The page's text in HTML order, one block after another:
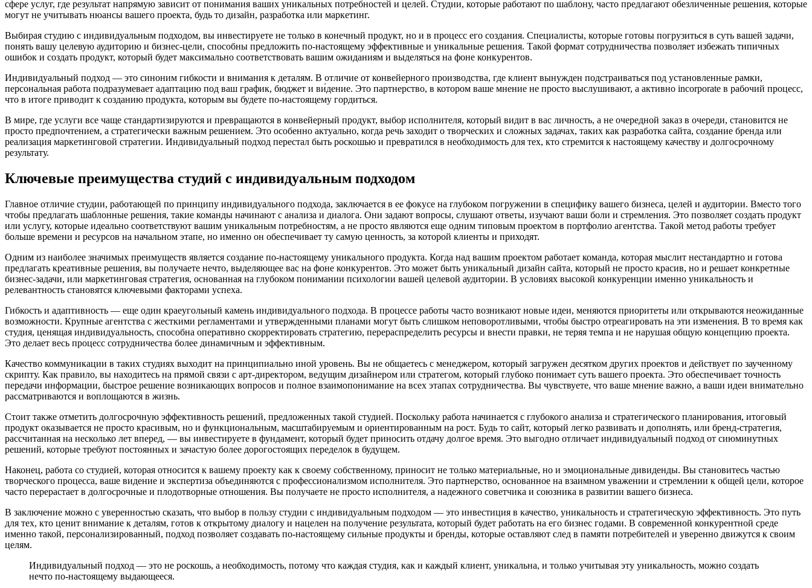
сфере услуг, где результат напрямую зависит от понимания ваших уникальных потребностей и целей. Студии, которые работают по шаблону, часто предлагают обезличенные решения, которые
могут не учитывать нюансы вашего проекта, будь то дизайн, разработка или маркетинг.
Выбирая студию с индивидуальным подходом, вы инвестируете не только в конечный продукт, но и в процесс его создания. Специалисты, которые готовы погрузиться в суть вашей задачи,
понять вашу целевую аудиторию и бизнес-цели, способны предложить по-настоящему эффективные и уникальные решения. Такой формат сотрудничества позволяет избежать типичных
ошибок и создать продукт, который будет максимально соответствовать вашим ожиданиям и выделяться на фоне конкурентов.
Индивидуальный подход — это синоним гибкости и внимания к деталям. В отличие от конвейерного производства, где клиент вынужден подстраиваться под установленные рамки,
персональная работа подразумевает адаптацию под ваш график, бюджет и ви́дение. Это партнерство, в котором ваше мнение не просто выслушивают, а активно incorporate в рабочий процесс,
что в итоге приводит к созданию продукта, которым вы будете по-настоящему гордиться.
В мире, где услуги все чаще стандартизируются и превращаются в конвейерный продукт, выбор исполнителя, который видит в вас личность, а не очередной заказ в очереди, становится не
просто предпочтением, а стратегически важным решением. Это особенно актуально, когда речь заходит о творческих и сложных задачах, таких как разработка сайта, создание бренда или
реализация маркетинговой стратегии. Индивидуальный подход перестал быть роскошью и превратился в необходимость для тех, кто стремится к настоящему качеству и долгосрочному
результату.
Ключевые преимущества студий с индивидуальным подходом
Главное отличие студии, работающей по принципу индивидуального подхода, заключается в ее фокусе на глубоком погружении в специфику вашего бизнеса, целей и аудитории. Вместо того
чтобы предлагать шаблонные решения, такие команды начинают с анализа и диалога. Они задают вопросы, слушают ответы, изучают ваши боли и стремления. Это позволяет создать продукт
или услугу, которые идеально соответствуют вашим уникальным потребностям, а не просто являются еще одним типовым проектом в портфолио агентства. Такой метод работы требует
больше времени и ресурсов на начальном этапе, но именно он обеспечивает ту самую ценность, за которой клиенты и приходят.
Одним из наиболее значимых преимуществ является создание по-настоящему уникального продукта. Когда над вашим проектом работает команда, которая мыслит нестандартно и готова
предлагать креативные решения, вы получаете нечто, выделяющее вас на фоне конкурентов. Это может быть уникальный дизайн сайта, который не просто красив, но и решает конкретные
бизнес-задачи, или маркетинговая стратегия, основанная на глубоком понимании психологии вашей целевой аудитории. В условиях высокой конкуренции именно уникальность и
релевантность становятся ключевыми факторами успеха.
Гибкость и адаптивность — еще один краеугольный камень индивидуального подхода. В процессе работы часто возникают новые идеи, меняются приоритеты или открываются неожиданные
возможности. Крупные агентства с жесткими регламентами и утвержденными планами могут быть слишком неповоротливыми, чтобы быстро отреагировать на эти изменения. В то время как
студия, ценящая индивидуальность, способна оперативно скорректировать стратегию, перераспределить ресурсы и внести правки, не теряя темпа и не нарушая общую концепцию проекта.
Это делает весь процесс сотрудничества более динамичным и эффективным.
Качество коммуникации в таких студиях выходит на принципиально иной уровень. Вы не общаетесь с менеджером, который загружен десятком других проектов и действует по заученному
скрипту. Как правило, вы находитесь на прямой связи с арт-директором, ведущим дизайнером или стратегом, который глубоко понимает суть вашего проекта. Это обеспечивает точность
передачи информации, быстрое решение возникающих вопросов и полное взаимопонимание на всех этапах сотрудничества. Вы чувствуете, что ваше мнение важно, а ваши идеи внимательно
рассматриваются и воплощаются в жизнь.
Стоит также отметить долгосрочную эффективность решений, предложенных такой студией. Поскольку работа начинается с глубокого анализа и стратегического планирования, итоговый
продукт оказывается не просто красивым, но и функциональным, масштабируемым и ориентированным на рост. Будь то сайт, который легко развивать и дополнять, или бренд-стратегия,
рассчитанная на несколько лет вперед, — вы инвестируете в фундамент, который будет приносить отдачу долгое время. Это выгодно отличает индивидуальный подход от сиюминутных
решений, которые требуют постоянных и зачастую более дорогостоящих переделок в будущем.
Наконец, работа со студией, которая относится к вашему проекту как к своему собственному, приносит не только материальные, но и эмоциональные дивиденды. Вы становитесь частью
творческого процесса, ваше видение и экспертиза объединяются с профессионализмом исполнителя. Это партнерство, основанное на взаимном уважении и стремлении к общей цели, которое
часто перерастает в долгосрочные и плодотворные отношения. Вы получаете не просто исполнителя, а надежного советчика и союзника в развитии вашего бизнеса.
В заключение можно с уверенностью сказать, что выбор в пользу студии с индивидуальным подходом — это инвестиция в качество, уникальность и стратегическую эффективность. Это путь
для тех, кто ценит внимание к деталям, готов к открытому диалогу и нацелен на получение результата, который будет работать на его бизнес годами. В современной конкурентной среде
именно такой, персонализированный, подход позволяет создавать по-настоящему сильные продукты и бренды, которые оставляют след в памяти потребителей и уверенно движутся к своим
целям.
Индивидуальный подход — это не роскошь, а необходимость, потому что каждая студия, как и каждый клиент, уникальна, и только учитывая эту уникальность, можно создать
нечто по-настоящему выдающееся.